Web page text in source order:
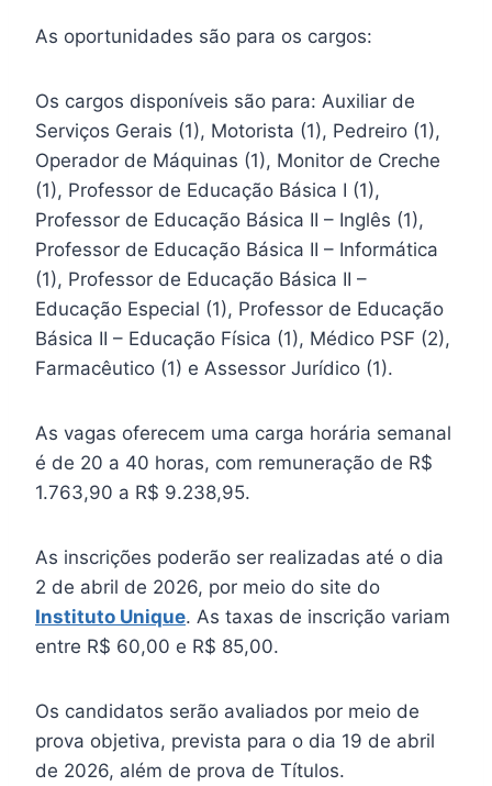
As oportunidades são para os cargos:
Os cargos disponíveis são para: Auxiliar de
Serviços Gerais (1), Motorista (1), Pedreiro (1),
Operador de Máquinas (1), Monitor de Creche
(1), Professor de Educação Básica I (1),
Professor de Educação Básica II – Inglês (1),
Professor de Educação Básica II – Informática
(1), Professor de Educação Básica II –
Educação Especial (1), Professor de Educação
Básica II – Educação Física (1), Médico PSF (2),
Farmacêutico (1) e Assessor Jurídico (1).
As vagas oferecem uma carga horária semanal
é de 20 a 40 horas, com remuneração de R$
1.763,90 a R$ 9.238,95.
As inscrições poderão ser realizadas até o dia
2 de abril de 2026, por meio do site do
Instituto Unique. As taxas de inscrição variam
entre R$ 60,00 e R$ 85,00.
Os candidatos serão avaliados por meio de
prova objetiva, prevista para o dia 19 de abril
de 2026, além de prova de Títulos.